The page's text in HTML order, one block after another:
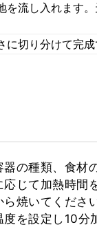
を流し入れます
切り分けて完成
の種類、食材
じて加熱時間
焼いてください
を設定し10分